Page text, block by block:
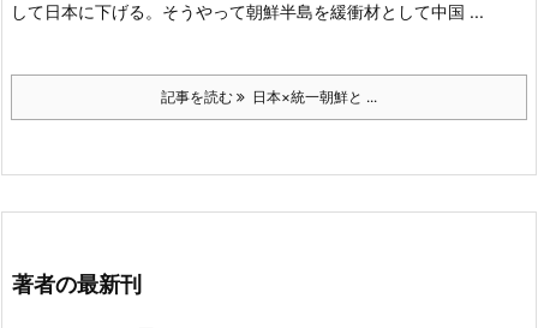
して日本に下げる。そうやって朝鮮半島を緩衝材として中国 ...
記事を読む 日本×統一朝鮮と ...
著者の最新刊